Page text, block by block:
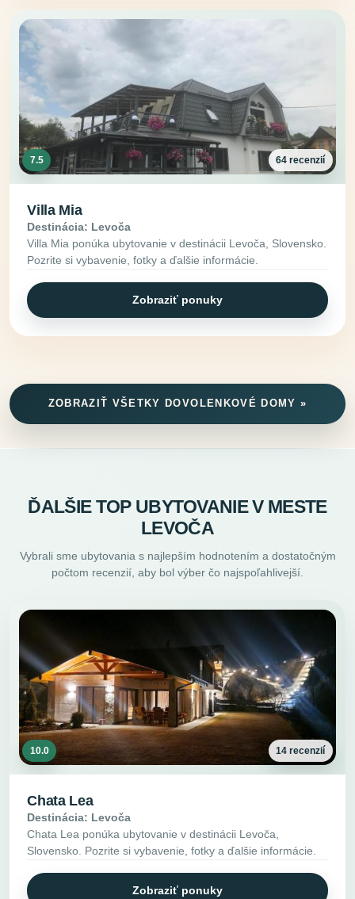
7.5 64 recenzií
Villa Mia
Destinácia: Levoča
Villa Mia ponúka ubytovanie v destinácii Levoča, Slovensko.
Pozrite si vybavenie, fotky a ďalšie informácie.
Zobraziť ponuky
ZOBRAZIŤ VŠETKY DOVOLENKOVÉ DOMY »
ĎALŠIE TOP UBYTOVANIE V MESTE
LEVOČA
Vybrali sme ubytovania s najlepším hodnotením a dostatočným
počtom recenzií, aby bol výber čo najspoľahlivejší.
10.0 14 recenzií
Chata Lea
Destinácia: Levoča
Chata Lea ponúka ubytovanie v destinácii Levoča,
Slovensko. Pozrite si vybavenie, fotky a ďalšie informácie.
Zobraziť ponuky